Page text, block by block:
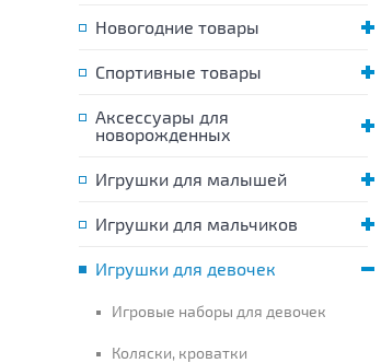
Новогодние товары
Спортивные товары
Аксессуары для
новорожденных
Игрушки для малышей
Игрушки для мальчиков
Игрушки для девочек
Игровые наборы для девочек
Коляски, кроватки